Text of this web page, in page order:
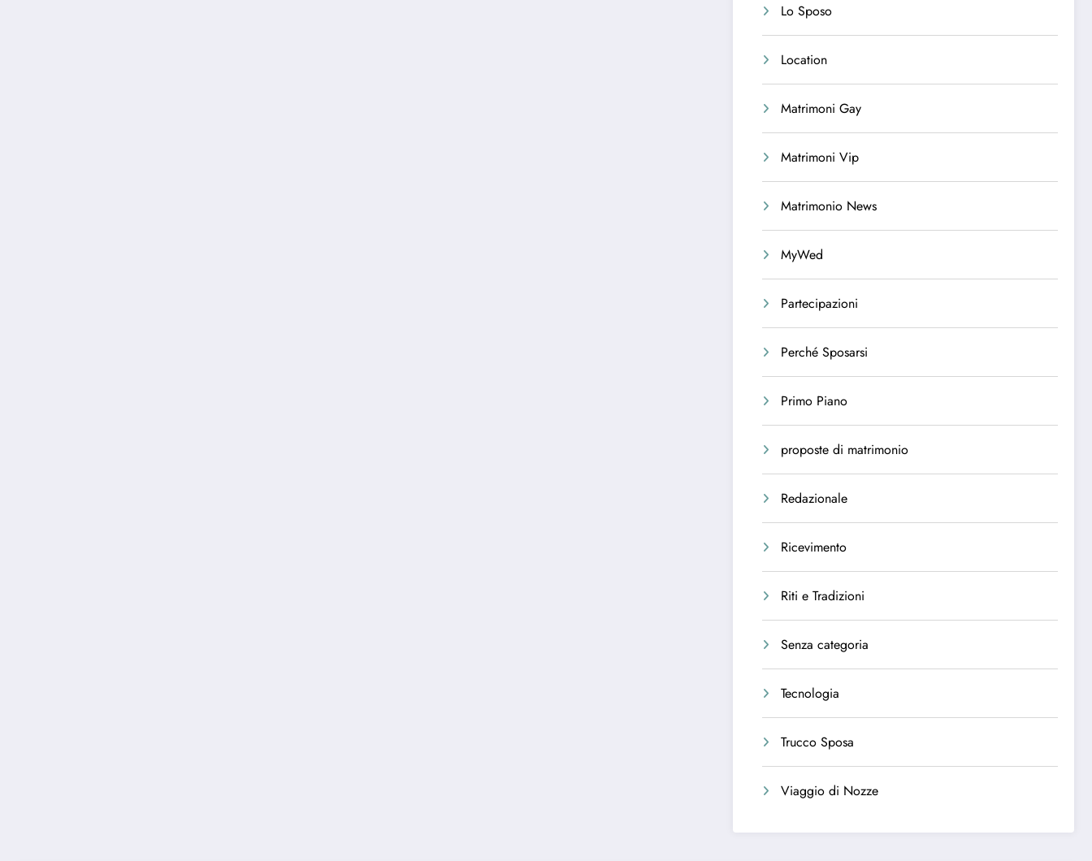
Lo Sposo
Location
Matrimoni Gay
Matrimoni Vip
Matrimonio News
MyWed
Partecipazioni
Perché Sposarsi
Primo Piano
proposte di matrimonio
Redazionale
Ricevimento
Riti e Tradizioni
Senza categoria
Tecnologia
Trucco Sposa
Viaggio di Nozze